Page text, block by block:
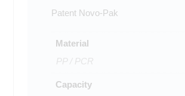
Patent Novo-Pak
Material
PP / PCR
Capacity